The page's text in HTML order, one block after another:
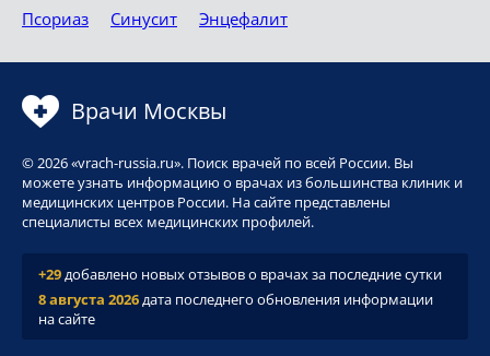
Псориаз
Синусит Энцефалит
Врачи Москвы
© 2026 «vrach-russia.ru». Поиск врачей по всей России. Вы
можете узнать информацию о врачах из большинства клиник и
медицинских центров России. На сайте представлены
специалисты всех медицинских профилей.
+29добавлено новых отзывов о врачах за последние сутки
8 августа 2026дата последнего обновления информации
на сайте